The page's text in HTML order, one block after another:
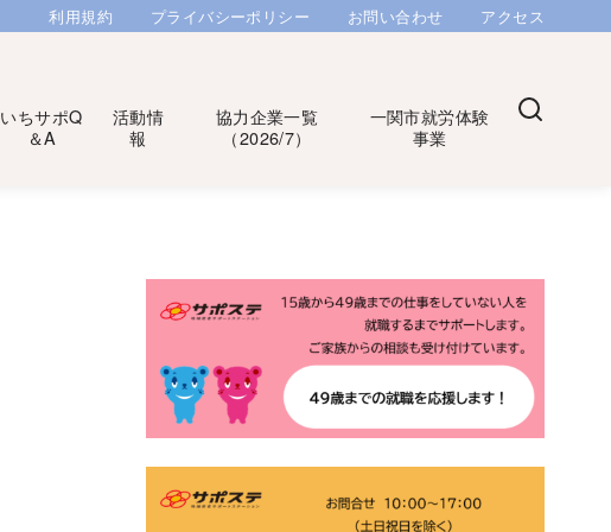
利用規約 プライバシーポリシー お問い合わせ アクセス
いちサポQ
＆A
活動情
報
協力企業一覧
（2026/7）
一関市就労体験
事業